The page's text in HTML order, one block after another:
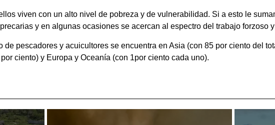
viven con un alto nivel de pobreza y de vulnerabilidad. Si a esto le
y en algunas ocasiones se acercan al espectro del trabajo forzoso
de pescadores y acuicultores se encuentra en Asia (con 85 por ciento del
ciento) y Europa y Oceanía (con 1por ciento cada uno).